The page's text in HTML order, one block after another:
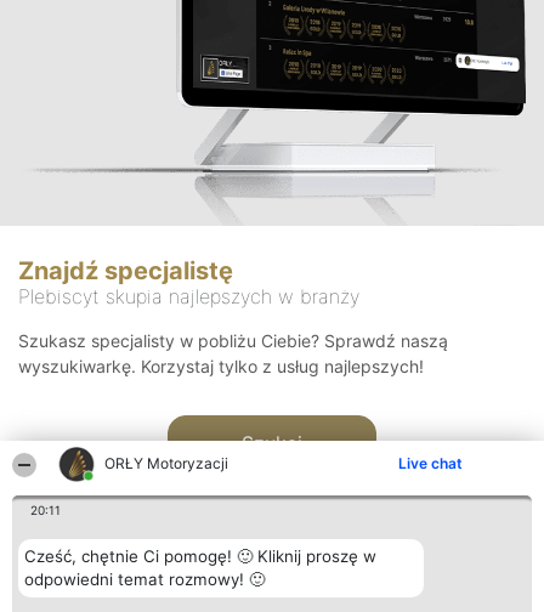
ORŁY Motoryzacji Live chat
20:11
Cześć, chętnie Ci pomogę! 🙂 Kliknij proszę w
odpowiedni temat rozmowy! 🙂
Znajdź specjalistę
Plebiscyt skupia najlepszych w branży
Szukasz specjalisty w pobliżu Ciebie? Sprawdź naszą
wyszukiwarkę. Korzystaj tylko z usług najlepszych!
Szukaj